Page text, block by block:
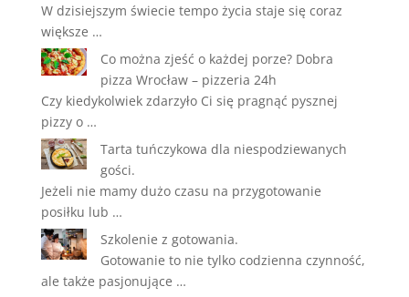
W dzisiejszym świecie tempo życia staje się coraz
większe …
Co można zjeść o każdej porze? Dobra
pizza Wrocław – pizzeria 24h
Czy kiedykolwiek zdarzyło Ci się pragnąć pysznej
pizzy o …
Tarta tuńczykowa dla niespodziewanych
gości.
Jeżeli nie mamy dużo czasu na przygotowanie
posiłku lub …
Szkolenie z gotowania.
Gotowanie to nie tylko codzienna czynność,
ale także pasjonujące …